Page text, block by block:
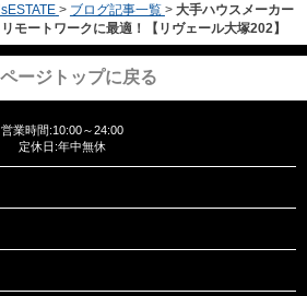
> ブログ記事一覧 > 大手ハウスメーカー
モートワークに最適！【リヴェール大塚202】
ページトップに戻る
営業時間:10:00～24:00
定休日:年中無休